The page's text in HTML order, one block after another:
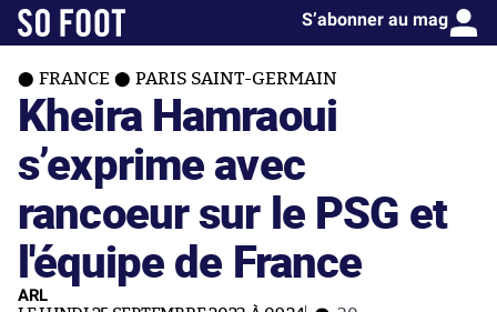
S’abonner au mag
FRANCE PARIS SAINT-GERMAIN
Kheira Hamraoui
s’exprime avec
rancoeur sur le PSG et
l'équipe de France
ARL